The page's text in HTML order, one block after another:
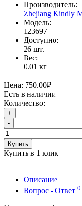
Производитель:
Zhejiang Kindly
Модель:
123697
Доступно:
26 шт.
Вес:
0.01 кг
Цена: 750.00₽
Есть в наличии
Количество:
+
-
Купить
Купить в 1 клик
Описание
Вопрос - Ответ 0